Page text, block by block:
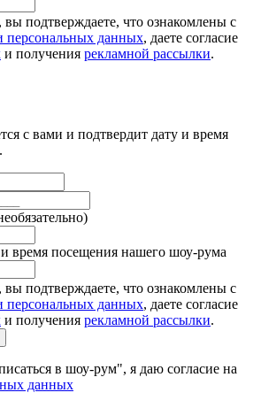
вы подтверждаете, что ознакомлены с
персональных данных, даете согласие
и получения рекламной рассылки.
с вами и подтвердит дату и время
и время посещения нашего шоу-рума
вы подтверждаете, что ознакомлены с
персональных данных, даете согласие
и получения рекламной рассылки.
в шоу-рум", я даю согласие на
данных